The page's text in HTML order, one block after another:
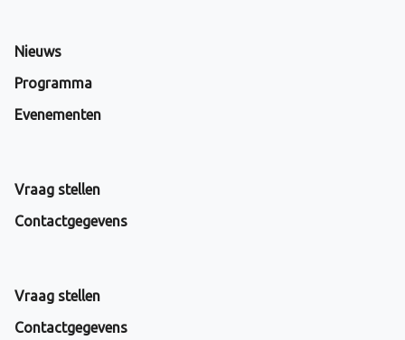
Nieuws
Programma
Evenementen
Vraag stellen
Contactgegevens
Vraag stellen
Contactgegevens